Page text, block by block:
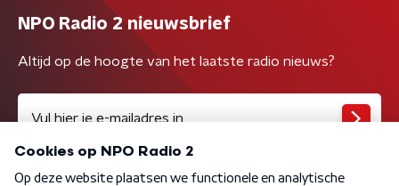
NPO Radio 2 nieuwsbrief
Altijd op de hoogte van het laatste radio nieuws?